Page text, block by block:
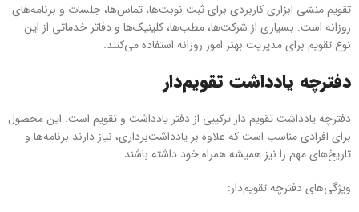
تقویم منشی ابزاری کاربردی برای ثبت نوبت‌ها، تماس‌ها، جلسات و برنامه‌های
روزانه است. بسیاری از شرکت‌ها، مطب‌ها، کلینیک‌ها و دفاتر خدماتی از این
نوع تقویم برای مدیریت بهتر امور روزانه استفاده می‌کنند.
دفترچه یادداشت تقویم‌دار
دفترچه یادداشت تقویم دار ترکیبی از دفتر یادداشت و تقویم است. این محصول
برای افرادی مناسب است که علاوه بر یادداشت‌برداری، نیاز دارند برنامه‌ها و
تاریخ‌های مهم را نیز همیشه همراه خود داشته باشند.
ویژگی‌های دفترچه تقویم‌دار: